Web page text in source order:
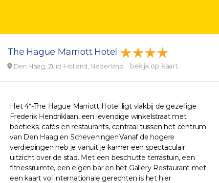
The Hague Marriott Hotel
Den Haag, Zuid-Holland, Nederland bekijk op kaart
Het 4*-The Hague Marriott Hotel ligt vlakbij de gezellige
Frederik Hendriklaan, een levendige winkelstraat met
boetieks, cafés en restaurants, centraal tussen het centrum
van Den Haag en Scheveningen.Vanaf de hogere
verdiepingen heb je vanuit je kamer een spectaculair
uitzicht over de stad. Met een beschutte terrastuin, een
fitnessruimte, een eigen bar en het Gallery Restaurant met
een kaart vol internationale gerechten is het hier